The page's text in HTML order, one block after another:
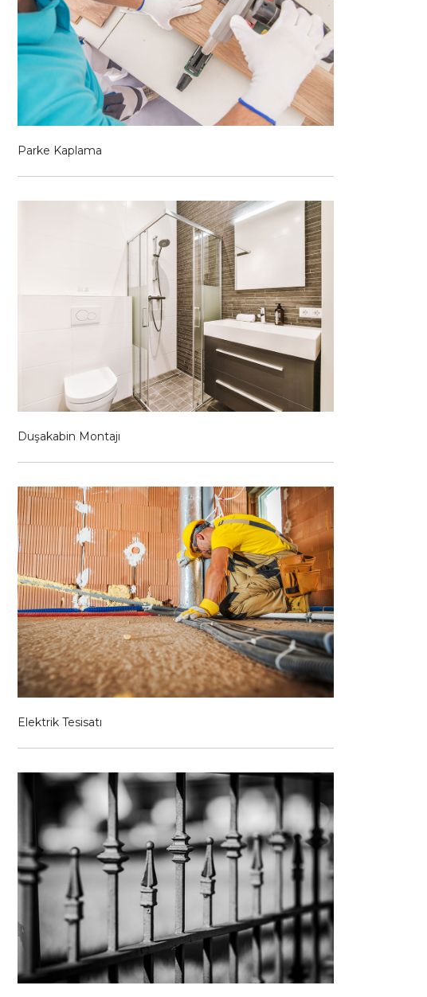
Parke Kaplama
Duşakabin Montajı
Elektrik Tesisatı